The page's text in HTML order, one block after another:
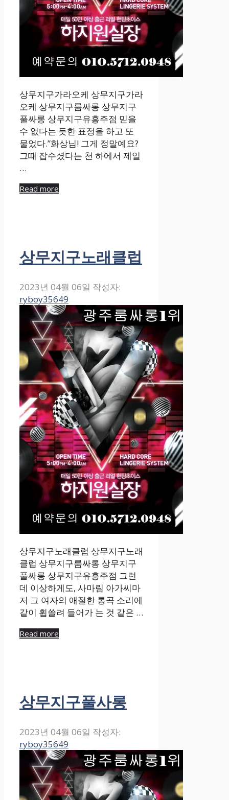
상무지구가라오케 상무지구가라
오케 상무지구룸싸롱 상무지구
풀싸롱 상무지구유흥주점 믿을
수 없다는 듯한 표정을 하고 또
물었다.”화상님! 그게 정말예요?
그때 잡수셨다는 천 하에서 제일
…
Read more
상무지구노래클럽
2023년 04월 06일 작성자:
ryboy35649
상무지구노래클럽 상무지구노래
클럽 상무지구룸싸롱 상무지구
풀싸롱 상무지구유흥주점 그런
데 이상하게도, 사마림 아가씨마
저 그 여자의 애절한 통곡 소리에
같이 휩쓸려 들어가 는 것 같은 …
Read more
상무지구풀사롱
2023년 04월 06일 작성자:
ryboy35649